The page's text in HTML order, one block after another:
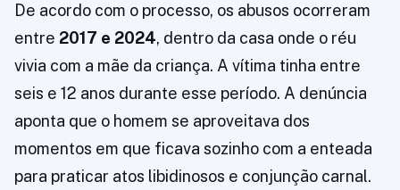
De acordo com o processo, os abusos ocorreram
entre 2017 e 2024, dentro da casa onde o réu
vivia com a mãe da criança. A vítima tinha entre
seis e 12 anos durante esse período. A denúncia
aponta que o homem se aproveitava dos
momentos em que ficava sozinho com a enteada
para praticar atos libidinosos e conjunção carnal.